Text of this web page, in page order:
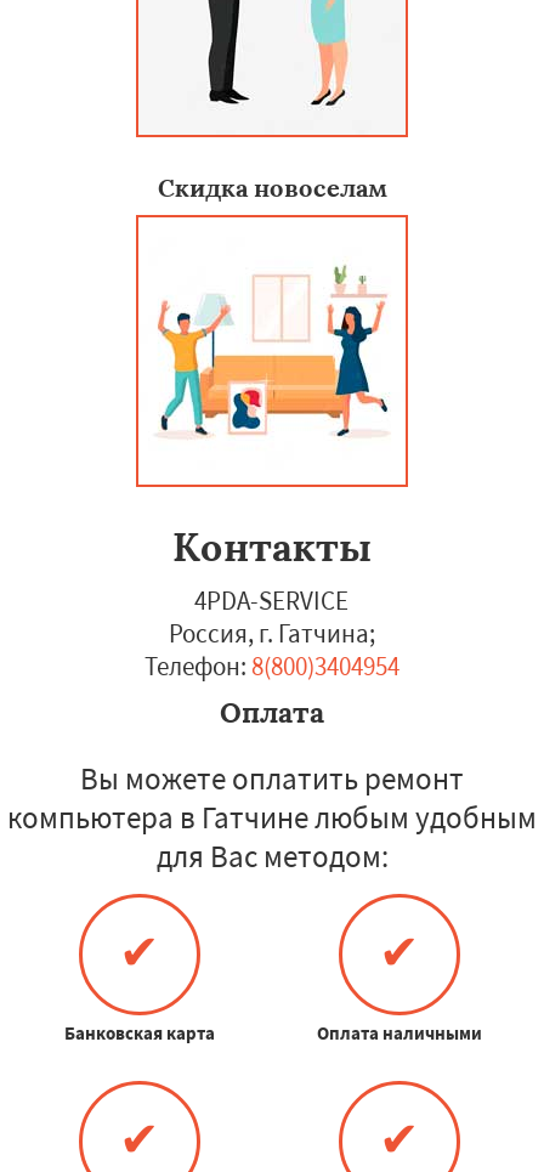
Скидка новоселам
Контакты
4PDA-SERVICE
Россия, г. Гатчина;
Телефон: 8(800)3404954
Оплата
Вы можете оплатить ремонт
компьютера в Гатчине любым удобным
для Вас методом:
✔
Банковская карта
✔
Оплата наличными
✔ ✔